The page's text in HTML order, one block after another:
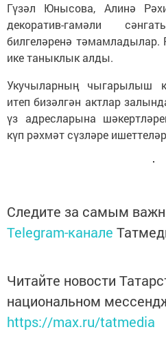
Гүзәл Юнысова, Алинә
декоратив-гамәли
билгеләренә тәмамладылар.
ике таныклык алды.
Укучыларның чыгарылыш
итеп бизәлгән актлар
үз адресларына
күп рәхмәт сүзләре
Следите за самым
Telegram-канале
Читайте новости
национальном
https://max.ru/tatmedia